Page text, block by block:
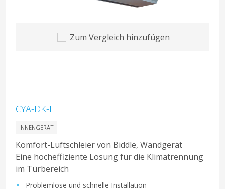
Zum Vergleich hinzufügen
CYA-DK-F
INNENGERÄT
Komfort-Luftschleier von Biddle, Wandgerät
Eine hocheffiziente Lösung für die Klimatrennung
im Türbereich
Problemlose und schnelle Installation